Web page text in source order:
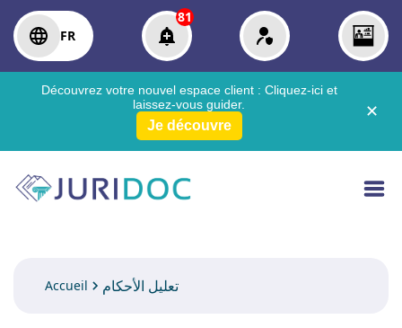
FR
81
Découvrez votre nouvel espace client : Cliquez-ici et
laissez-vous guider.
Je découvre
✕
Accueil تعليل الأحكام